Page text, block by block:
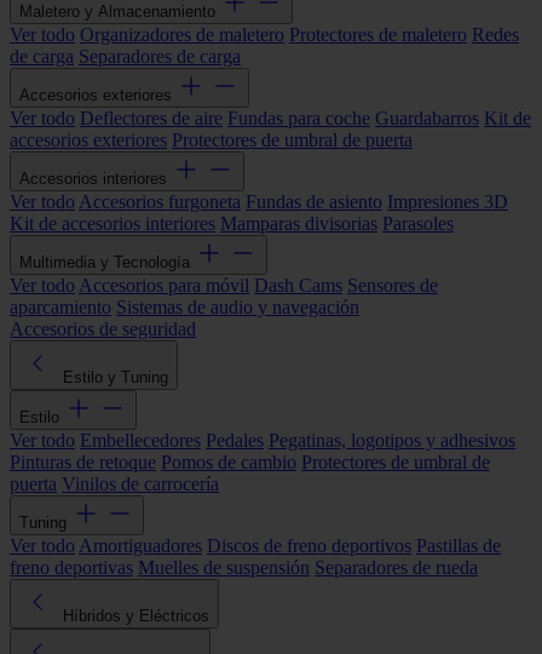
Maletero y Almacenamiento
Ver todo Organizadores de maletero Protectores de maletero Redes
de carga Separadores de carga
Accesorios exteriores
Ver todo Deflectores de aire Fundas para coche Guardabarros Kit de
accesorios exteriores Protectores de umbral de puerta
Accesorios interiores
Ver todo Accesorios furgoneta Fundas de asiento Impresiones 3D
Kit de accesorios interiores Mamparas divisorias Parasoles
Multimedia y Tecnología
Ver todo Accesorios para móvil Dash Cams Sensores de
aparcamiento Sistemas de audio y navegación
Accesorios de seguridad
Estilo y Tuning
Estilo
Ver todo Embellecedores Pedales Pegatinas, logotipos y adhesivos
Pinturas de retoque Pomos de cambio Protectores de umbral de
puerta Vinilos de carrocería
Tuning
Ver todo Amortiguadores Discos de freno deportivos Pastillas de
freno deportivas Muelles de suspensión Separadores de rueda
Híbridos y Eléctricos